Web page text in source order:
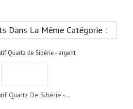
Dans La Même Catégorie :
Quartz De Sibérie -...